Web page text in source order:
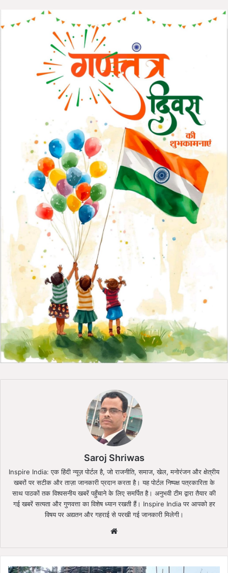
Saroj Shriwas
Inspire India: एक हिंदी न्यूज़ पोर्टल है, जो राजनीति, समाज, खेल, मनोरंजन और क्षेत्रीय
खबरों पर सटीक और ताज़ा जानकारी प्रदान करता है। यह पोर्टल निष्पक्ष पत्रकारिता के
साथ पाठकों तक विश्वसनीय खबरें पहुँचाने के लिए समर्पित है। अनुभवी टीम द्वारा तैयार की
गई खबरें सत्यता और गुणवत्ता का विशेष ध्यान रखती हैं। Inspire India पर आपको हर
विषय पर अद्यतन और गहराई से परखी गई जानकारी मिलेगी।
भोरमदेव